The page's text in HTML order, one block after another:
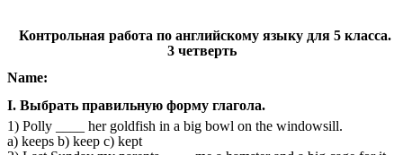
Контрольная работа по английскому языку для 5 класса.
3 четверть
Name:
I. Выбрать правильную форму глагола.
1) Polly ____ her goldfish in a big bowl on the windowsill.
a) keeps b) keep c) kept